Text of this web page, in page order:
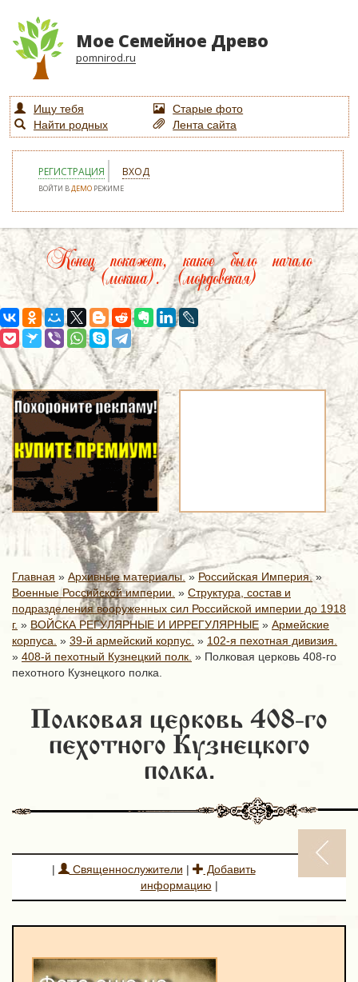
Мое Семейное Древо
pomnirod.ru
Ищу тебя
Старые фото
Найти родных
Лента сайта
РЕГИСТРАЦИЯ ВХОД
ВОЙТИ ВДЕМО РЕЖИМЕ
Конец покажет, какое было начало
(мокша). (мордовская)
Главная » Архивные материалы.» Российская Империя. »
Военные Российской империи. » Структура, состав и
подразделения вооруженных сил Российской империи до 1918
г. » ВОЙСКА РЕГУЛЯРНЫЕ И ИРРЕГУЛЯРНЫЕ » Армейские
корпуса. » 39-й армейский корпус. » 102-я пехотная дивизия.
» 408-й пехотный Кузнецкий полк. » Полковая церковь 408-го
пехотного Кузнецкого полка.
Полковая церковь 408-го
пехотного Кузнецкого
полка.
| Священнослужители |
Добавить
информацию |